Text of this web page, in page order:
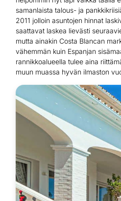
samanlaista talous- ja
2011 jolloin asuntojen hinnat
saattavat laskea lievästi
mutta ainakin Costa Blancan
vähemmän kuin Espanjan
rannikkoalueella tulee aina
muun muassa hyvän ilmaston